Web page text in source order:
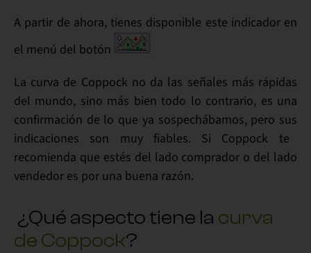
A partir de ahora, tienes disponible este indicador en
el menú del botón
La curva de Coppock no da las señales más rápidas
del mundo, sino más bien todo lo contrario, es una
confirmación de lo que ya sospechábamos, pero sus
indicaciones son muy fiables. Si Coppock te
recomienda que estés del lado comprador o del lado
vendedor es por una buena razón.
¿Qué aspecto tiene la curva
de Coppock?